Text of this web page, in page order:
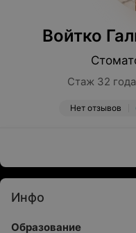
Войтко
Стаж 32
Нет отзывов
Инфо
Образование